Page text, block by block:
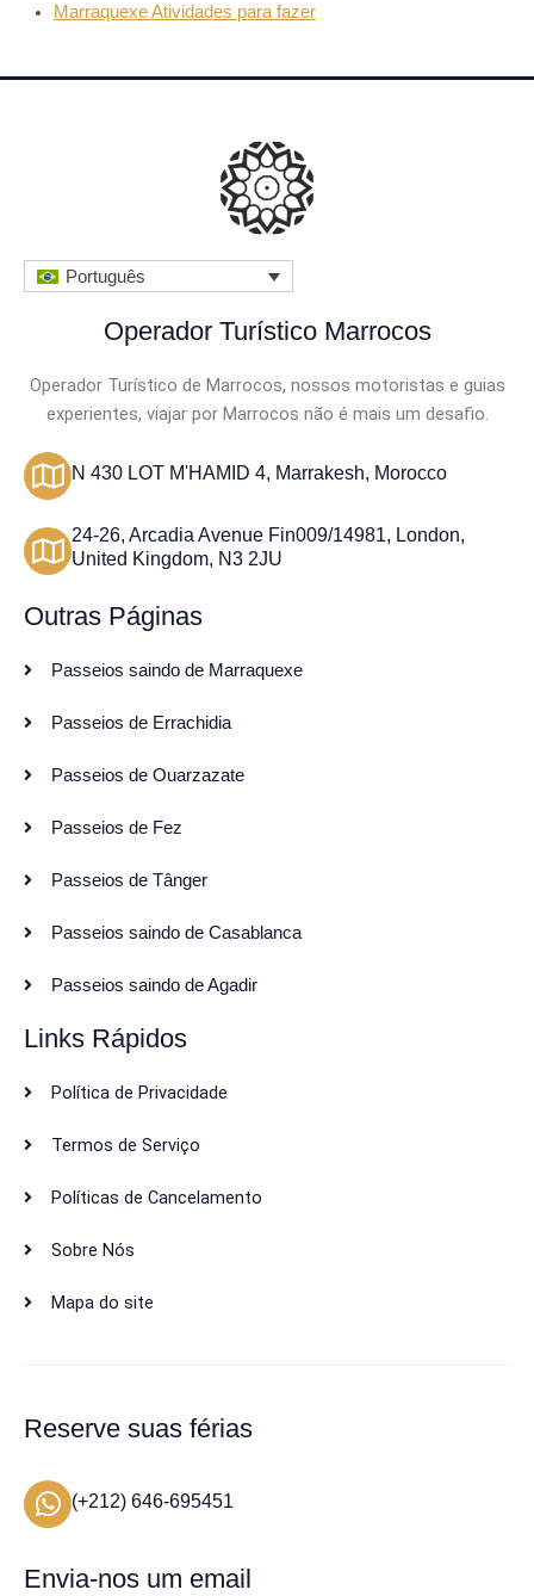
Marraquexe Atividades para fazer
Português
Operador Turístico Marrocos
Operador Turístico de Marrocos, nossos motoristas e guias
experientes, viajar por Marrocos não é mais um desafio.
N 430 LOT M'HAMID 4, Marrakesh, Morocco
24-26, Arcadia Avenue Fin009/14981, London,
United Kingdom, N3 2JU
Outras Páginas
Passeios saindo de Marraquexe
Passeios de Errachidia
Passeios de Ouarzazate
Passeios de Fez
Passeios de Tânger
Passeios saindo de Casablanca
Passeios saindo de Agadir
Links Rápidos
Política de Privacidade
Termos de Serviço
Políticas de Cancelamento
Sobre Nós
Mapa do site
Reserve suas férias
(+212) 646-695451
Envia-nos um email